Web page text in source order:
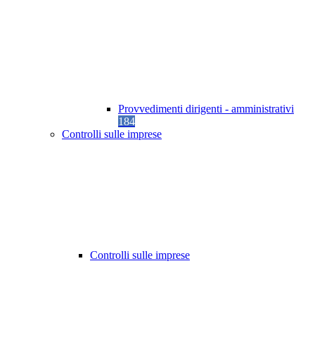
Provvedimenti dirigenti - amministrativi
184
Controlli sulle imprese
Controlli sulle imprese